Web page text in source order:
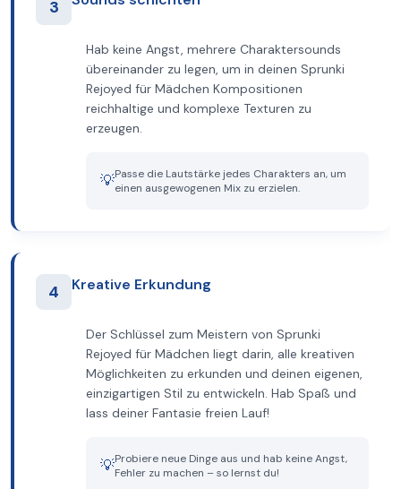
3
Hab keine Angst, mehrere Charaktersounds
übereinander zu legen, um in deinen Sprunki
Rejoyed für Mädchen Kompositionen
reichhaltige und komplexe Texturen zu
erzeugen.
💡Passe die Lautstärke jedes Charakters an, um
einen ausgewogenen Mix zu erzielen.
4 Kreative Erkundung
Der Schlüssel zum Meistern von Sprunki
Rejoyed für Mädchen liegt darin, alle kreativen
Möglichkeiten zu erkunden und deinen eigenen,
einzigartigen Stil zu entwickeln. Hab Spaß und
lass deiner Fantasie freien Lauf!
💡Probiere neue Dinge aus und hab keine Angst,
Fehler zu machen – so lernst du!